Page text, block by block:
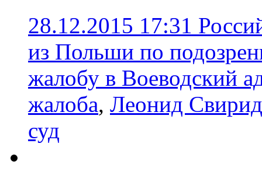
28.12.2015 17:31
из Польши по
жалобу в Воеводский
жалоба, Леонид
суд